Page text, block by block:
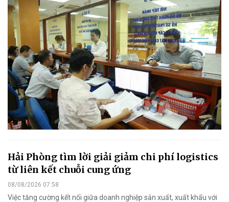
Hải Phòng tìm lời giải giảm chi phí logistics
từ liên kết chuỗi cung ứng
08/08/2026 07:58
Việc tăng cường kết nối giữa doanh nghiệp sản xuất, xuất khẩu với